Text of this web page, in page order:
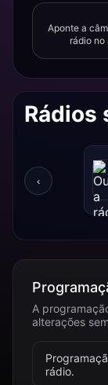
Aponte a
rádio no
Rádios
‹
A
alterações
rádio.